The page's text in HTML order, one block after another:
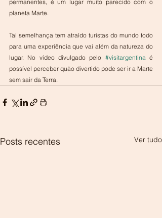
permanentes, é um lugar muito parecido com o
planeta Marte.
Tal semelhança tem atraído turistas do mundo todo
para uma experiência que vai além da natureza do
lugar. No vídeo divulgado pelo #visitargentina é
possível perceber quão divertido pode ser ir a Marte
sem sair da Terra.
Posts recentes Ver tudo